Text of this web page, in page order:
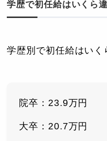
学歴で初任給はいくら
学歴別で初任給はいく
院卒：23.9万円
大卒：20.7万円